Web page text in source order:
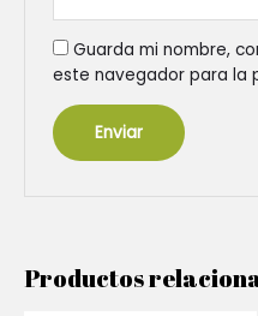
Guarda mi nombre,
este navegador para la
Productos